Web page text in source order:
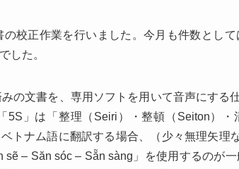
校正作業を行いました。今月も件数とし
した。
の文書を、専用ソフトを用いて音声にする
5S」は「整理（Seiri）・整頓（Seiton）
トナム語に翻訳する場合、（少々無理矢理
sẽ – Săn sóc – Sẵn sàng」を使用するのが